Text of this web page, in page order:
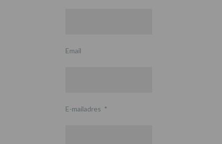
Email
E-mailadres *